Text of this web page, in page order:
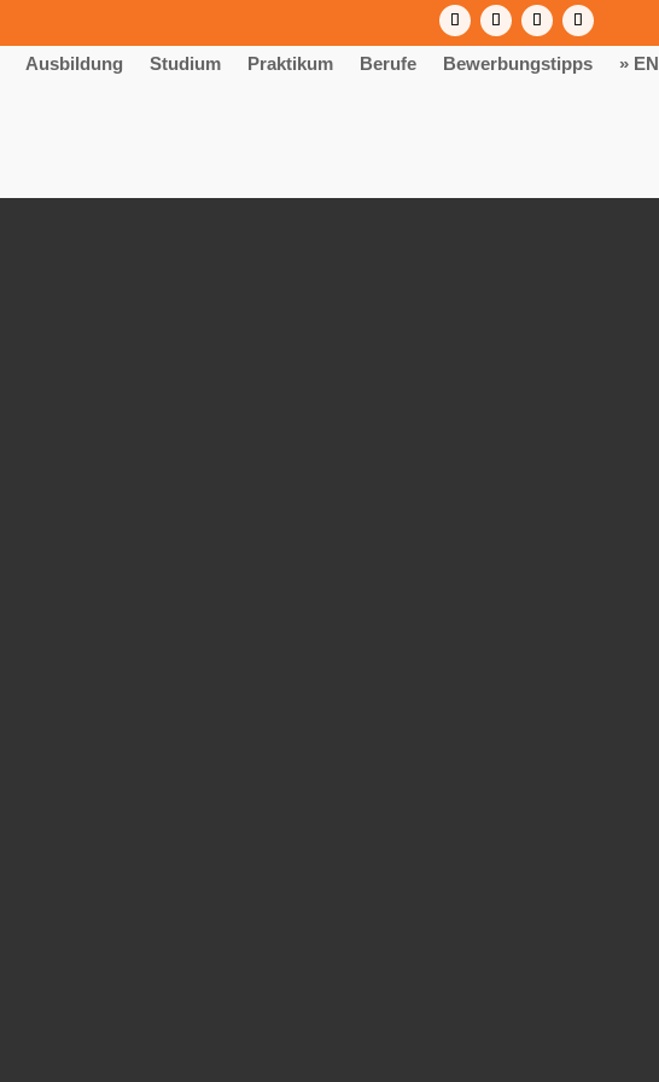
Ausbildung Studium Praktikum Berufe Bewerbungstipps » EN